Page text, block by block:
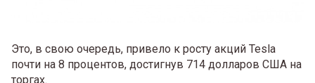
Это, в свою очередь, привело к росту акций Tesla
почти на 8 процентов, достигнув 714 долларов США на
торгах.